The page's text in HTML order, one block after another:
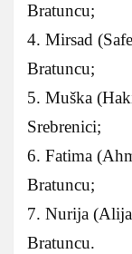
Bratuncu;
4. Mirsad
Bratuncu;
5. Muška
Srebrenici;
6. Fatima
Bratuncu;
7. Nurija
Bratuncu.